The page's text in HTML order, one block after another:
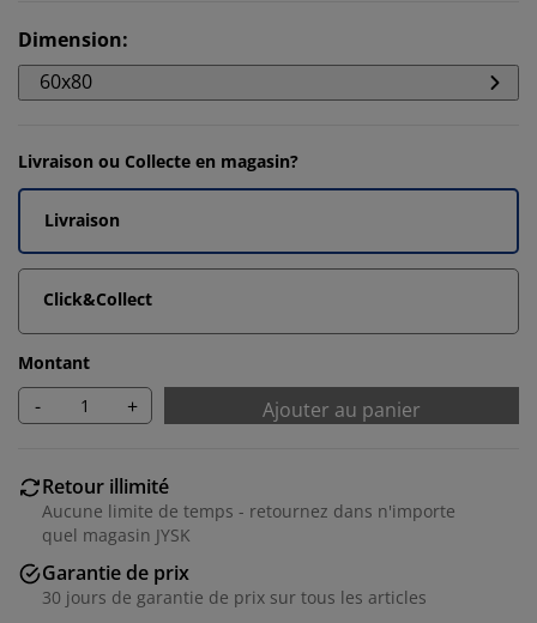
Dimension:
60x80
Livraison ou Collecte en magasin?
Livraison
Click&Collect
Montant
- + Ajouter au panier
Retour illimité
Aucune limite de temps - retournez dans n'importe
quel magasin JYSK
Garantie de prix
30 jours de garantie de prix sur tous les articles